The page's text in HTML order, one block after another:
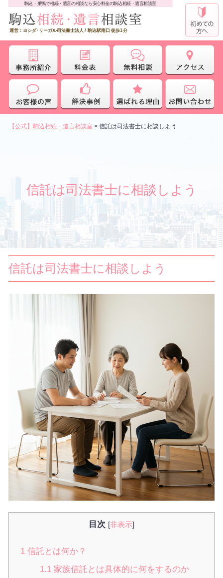
駒込・巣鴨で相続・遺言の相談なら安心料金の駒込相続・遺言相談室
運営：ヨシダ･リーガル司法書士法人 / 駒込駅南口 徒歩1分
【公式】駒込相続・遺言相談室 > 信託は司法書士に相談しよう
信託は司法書士に相談しよう
信託は司法書士に相談しよう
目次 [非表示]
1 信託とは何か？
1.1 家族信託とは具体的に何をするのか